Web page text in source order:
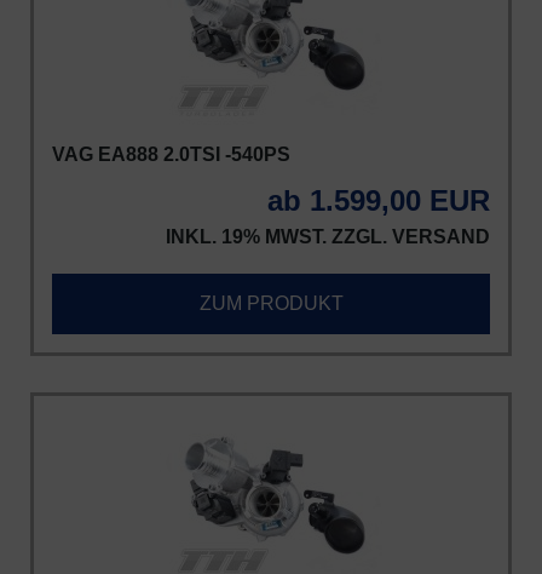
VAG EA888 2.0TSI -540PS
ab 1.599,00 EUR
INKL. 19% MWST. ZZGL. VERSAND
ZUM PRODUKT